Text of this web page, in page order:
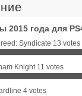
2015 года для
Syndicate 13 votes
Knight 11 votes
4 votes